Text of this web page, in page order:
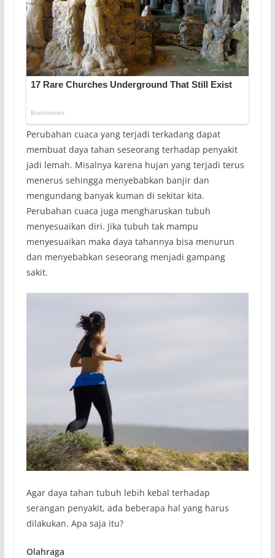
Perubahan cuaca yang terjadi terkadang dapat
membuat daya tahan seseorang terhadap penyakit
jadi lemah. Misalnya karena hujan yang terjadi terus
menerus sehingga menyebabkan banjir dan
mengundang banyak kuman di sekitar kita.
Perubahan cuaca juga mengharuskan tubuh
menyesuaikan diri. Jika tubuh tak mampu
menyesuaikan maka daya tahannya bisa menurun
dan menyebabkan seseorang menjadi gampang
sakit.
Agar daya tahan tubuh lebih kebal terhadap
serangan penyakit, ada beberapa hal yang harus
dilakukan. Apa saja itu?
Olahraga